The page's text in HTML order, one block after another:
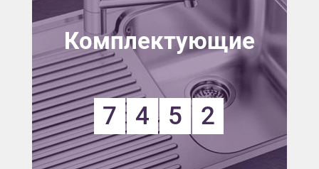
Комплектующие
7 4 5 2